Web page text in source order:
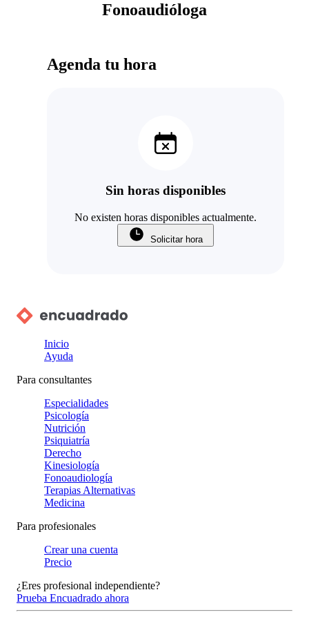
Fonoaudióloga
Agenda tu hora
Sin horas disponibles
No existen horas disponibles actualmente.
Solicitar hora
Inicio
Ayuda
Para consultantes
Especialidades
Psicología
Nutrición
Psiquiatría
Derecho
Kinesiología
Fonoaudiología
Terapias Alternativas
Medicina
Para profesionales
Crear una cuenta
Precio
¿Eres profesional independiente?
Prueba Encuadrado ahora